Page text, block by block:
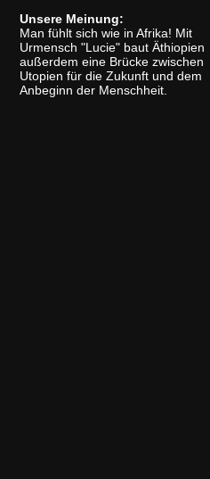
Unsere Meinung:
Man fühlt sich wie in Afrika! Mit
Urmensch "Lucie" baut Äthiopien
außerdem eine Brücke zwischen
Utopien für die Zukunft und dem
Anbeginn der Menschheit.